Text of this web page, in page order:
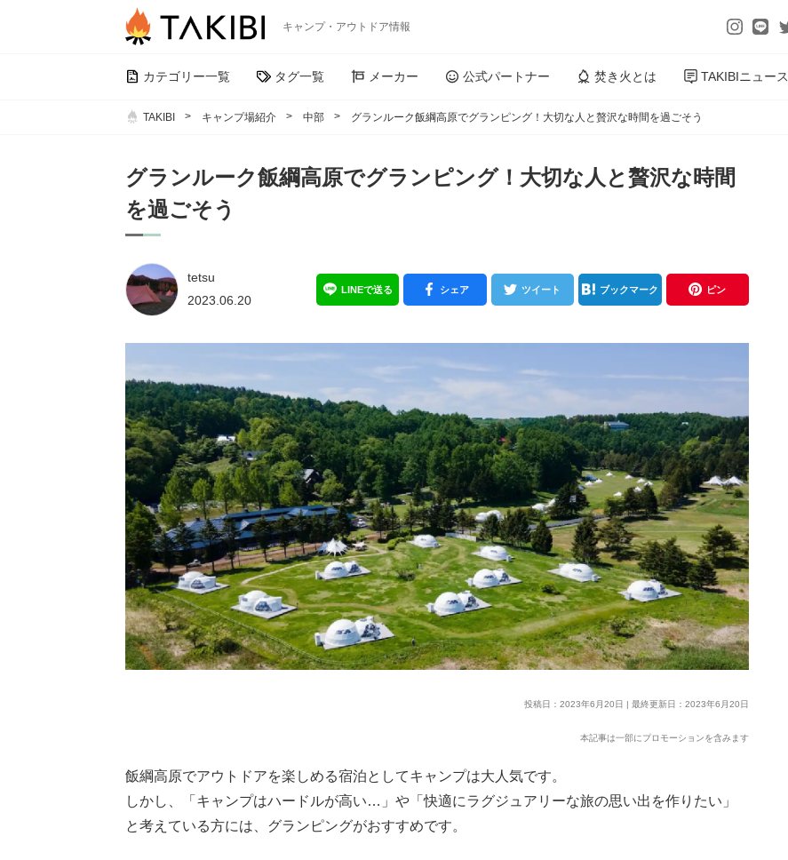
キャンプ・アウトドア情報
カテゴリー一覧 タグ一覧 メーカー 公式パートナー 焚き火とは TAKIBIニュース
TAKIBI キャンプ場紹介 中部 グランルーク飯綱高原でグランピング！大切な人と贅沢な時間を過ごそう
グランルーク飯綱高原でグランピング！大切な人と贅沢な時間
を過ごそう
tetsu
2023.06.20
LINEで送る シェア ツイート ブックマーク ピン
投稿日：2023年6月20日 | 最終更新日：2023年6月20日
本記事は一部にプロモーションを含みます
飯綱高原でアウトドアを楽しめる宿泊としてキャンプは大人気です。
しかし、「キャンプはハードルが高い…」や「快適にラグジュアリーな旅の思い出を作りたい」
と考えている方には、グランピングがおすすめです。